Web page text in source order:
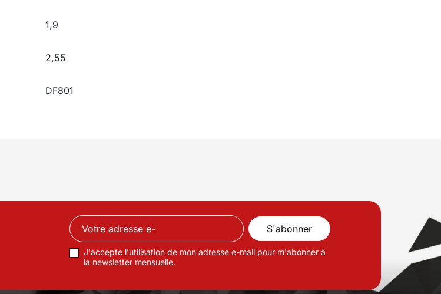
1,9
2,55
DF801
J'accepte l'utilisation de mon adresse e-mail pour m'abonner à
la newsletter mensuelle.